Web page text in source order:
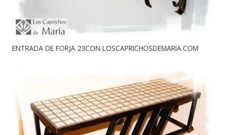
ENTRADA DE FORJA 23CON LOSCAPRICHOSDEMARIA.COM